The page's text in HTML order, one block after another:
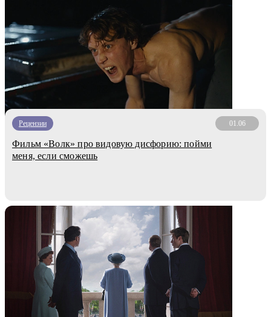
Рецензии 01.06
Фильм «Волк» про видовую дисфорию: пойми
меня, если сможешь